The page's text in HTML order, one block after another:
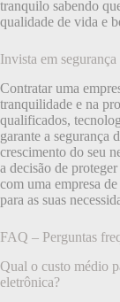
tranquilo sabendo
qualidade de vida e
Invista em
Contratar uma
tranquilidade e na
qualificados,
garante a segurança
crescimento do seu
a decisão de
com uma empresa
para as suas
FAQ – Perguntas
Qual o custo médio
eletrônica?